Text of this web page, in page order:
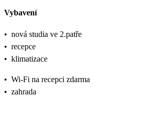
Vybavení
• nová studia ve 2.patře
• recepce
• klimatizace
• Wi-Fi na recepci zdarma
• zahrada